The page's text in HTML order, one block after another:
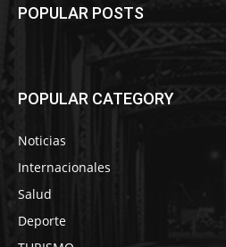
POPULAR POSTS
POPULAR CATEGORY
Noticias
Internacionales
Salud
Deporte